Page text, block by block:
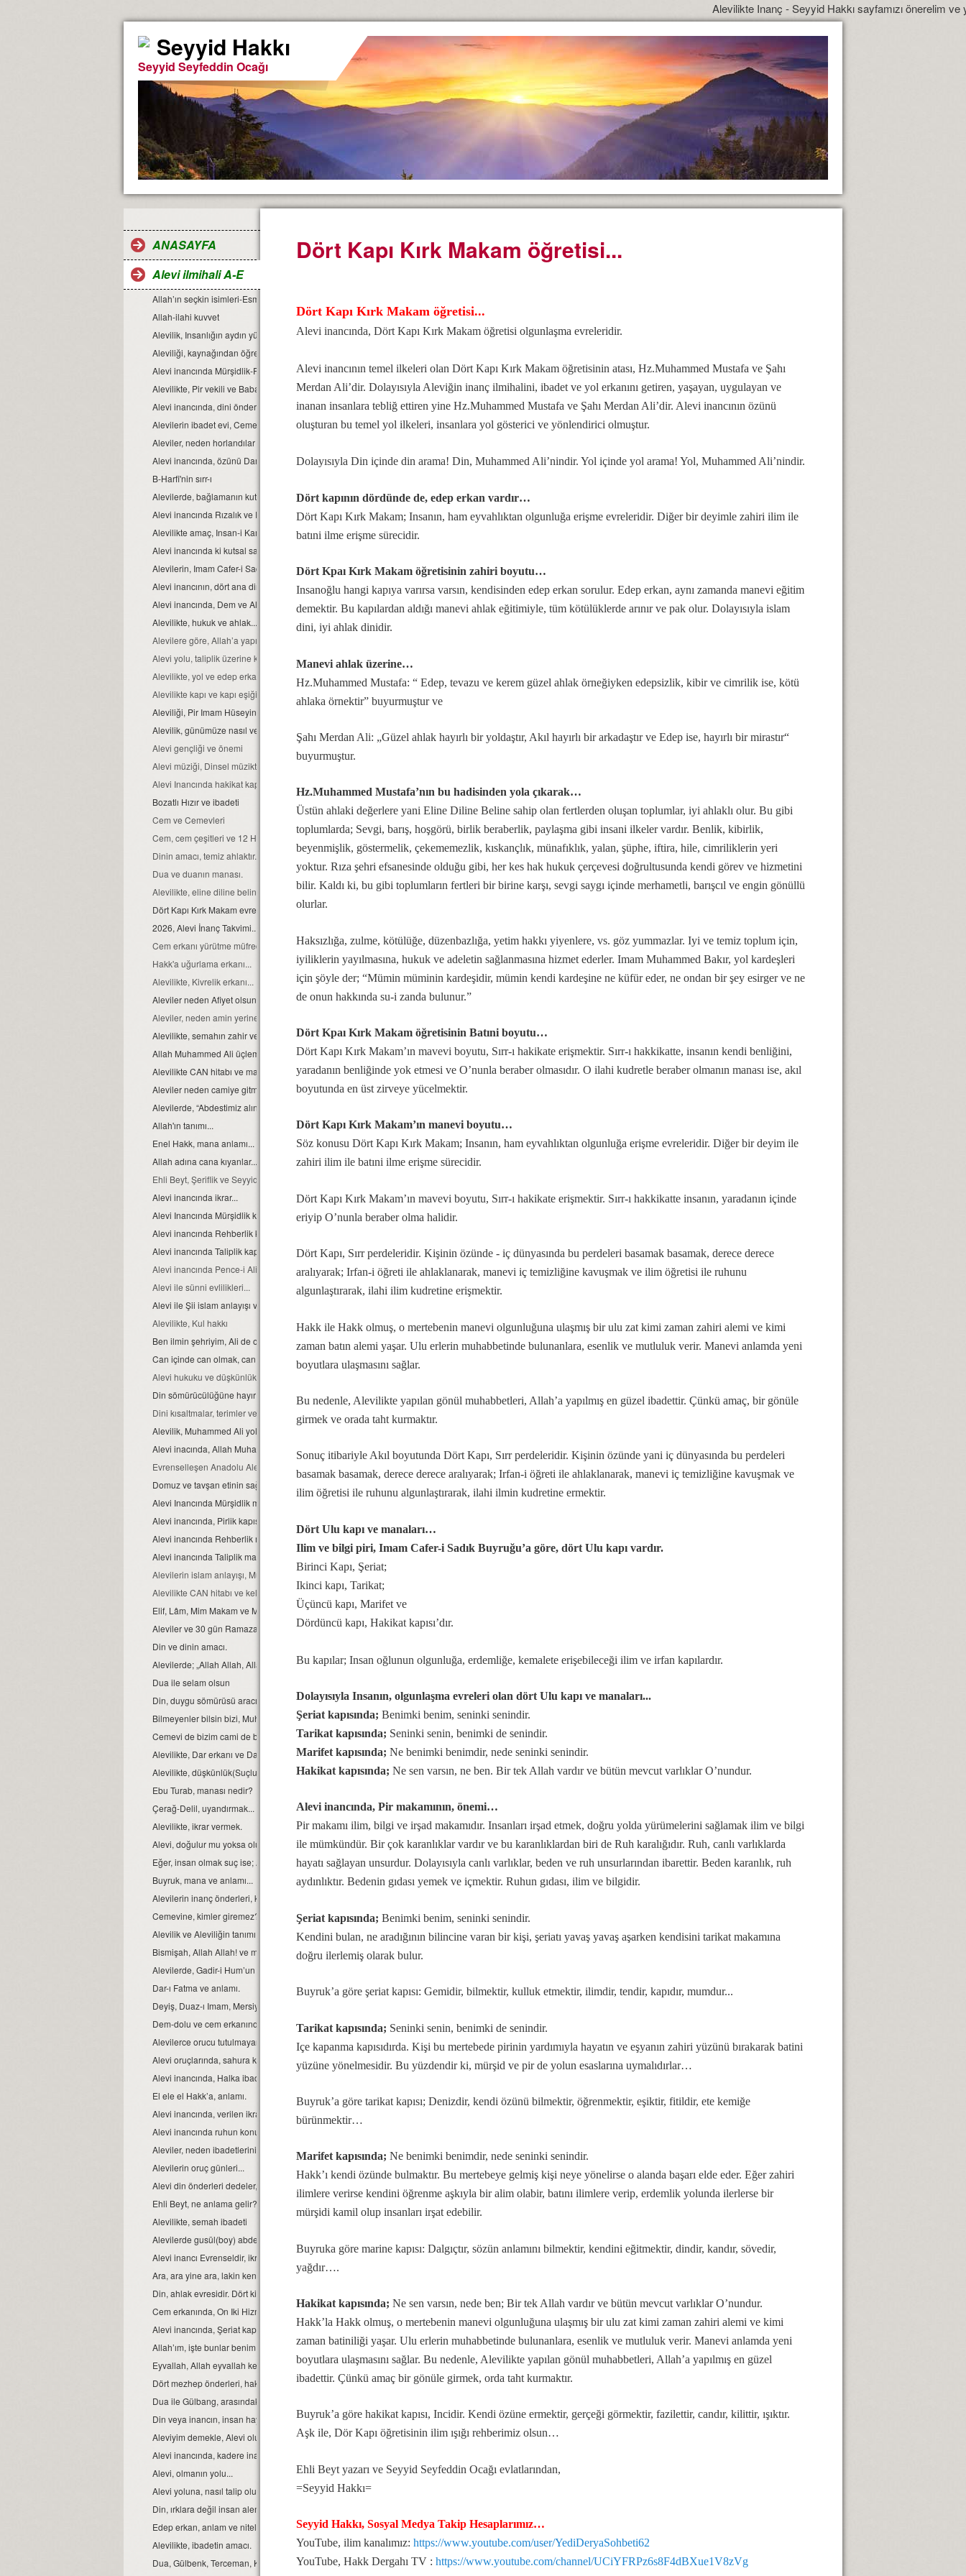
Alevilikte Inanç - Seyyid Hakkı sayfamızı önerelim ve
Seyyid Hakkı
Seyyid Seyfeddin Ocağı
ANASAYFA
Alevi ilmihali A-E
Allah’ın seçkin isimleri-Esma-ül Hüsna
Allah-ilahi kuvvet
Alevilik, Insanlığın aydın yüzüdür
Aleviliği, kaynağından öğrenelim.
Alevi inancında Mürşidlik-Pirlik ikrarı
Alevilikte, Pir vekili ve Babağanlık konumu…
Alevi inancında, dini önder Seyyidlerdir.
Alevilerin ibadet evi, Cemevidir...
Aleviler, neden horlandılar ve horgörüldüler?
Alevi inancında, özünü Dar’a çekmek ve Dar çeşitleri...
B-Harfi'nin sırr-ı
Alevilerde, bağlamanın kutsallığı...
Alevi inancında Rızalık ve Razılık kavramları
Alevilikte amaç, Insan-i Kamil olmaktır...
Alevi inancında ki kutsal sayılar ve manaları...
Alevilerin, Imam Cafer-i Sadık mezhebindeniz deyimi üzerine…
Alevi inancının, dört ana direği.
Alevi inancında, Dem ve Alkol...
Alevilikte, hukuk ve ahlak...
Alevilere göre, Allah’a yapılacak en güzel ibadet
Alevi yolu, taliplik üzerine kurulmuştur...
Alevilikte, yol ve edep erkan nedir?
Alevilikte kapı ve kapı eşiğinin kutsallığı
Aleviliği, Pir Imam Hüseyin gibi yaşamak...
Alevilik, günümüze nasıl ve hangi kaynaklarla gelindi?
Alevi gençliği ve önemi
Alevi müziği, Dinsel müziktir...
Alevi Inancında hakikat kapısı
Bozatlı Hızır ve ibadeti
Cem ve Cemevleri
Cem, cem çeşitleri ve 12 Hizmet erkanı
Dinin amacı, temiz ahlaktır...
Dua ve duanın manası.
Alevilikte, eline diline beline sahip ol ilkeleri.
Dört Kapı Kırk Makam evreleri...
2026, Alevi İnanç Takvimi...
Cem erkanı yürütme müfredatı...
Hakk'a uğurlama erkanı...
Alevilikte, Kivrelik erkanı...
Aleviler neden Afiyet olsun yerine Helalihoş olsun der?
Aleviler, neden amin yerine Allah Allah der?
Alevilikte, semahın zahir ve batıni boyutu…
Allah Muhammed Ali üçlemesi...
Alevilikte CAN hitabı ve manası
Aleviler neden camiye gitmezler?
Alevilerde, “Abdestimiz alınmış namazımız kılınmış” deyimi
Allah'ın tanımı...
Enel Hakk, mana anlamı...
Allah adına cana kıyanlar....
Ehli Beyt, Şeriflik ve Seyyidlik, kavramları hakkında...
Alevi inancında ikrar...
Alevi Inancında Mürşidlik kapısı
Alevi inancında Rehberlik kapısı
Alevi inancında Taliplik kapısı
Alevi inancında Pence-i Ali Aba
Alevi ile sünni evlilikleri...
Alevi ile Şii islam anlayışı ve farklar...
Alevilikte, Kul hakkı
Ben ilmin şehriyim, Ali de o şehrin kapısıdır...
Can içinde can olmak, can ve can gözü manaları…
Alevi hukuku ve düşkünlük
Din sömürücülüğüne hayır
Dini kısaltmalar, terimler ve anlamları
Alevilik, Muhammed Ali yoludur
Alevi inacında, Allah Muhammed ve Şahı Merdan Ali.
Evrenselleşen Anadolu Aleviliği
Domuz ve tavşan etinin sağlığa zararları
Alevi Inancında Mürşidlik makamı
Alevi inancında, Pirlik kapısı.
Alevi inancında Rehberlik makamı
Alevi inancında Taliplik makamı
Alevilerin islam anlayışı, Muhammed Ali islamıdır.
Alevilikte CAN hitabı ve kelime manası
Elif, Lâm, Mim Makam ve Manaları
Aleviler ve 30 gün Ramazan orucu.
Din ve dinin amacı.
Alevilerde; „Allah Allah, Allah eyvallah, Aşk ile, Aşk-ı niyazımla, Hu erenler ve Can“ hitap ve manaları.
Dua ile selam olsun
Din, duygu sömürüsü aracı değil ve olmamalıdır.
Bilmeyenler bilsin bizi, Muhammed Ali diyenlerdeniz biz.
Cemevi de bizim cami de bizim demek, büyük bir yanlışlıktır...
Alevilikte, Dar erkanı ve Dar duruşları…
Alevilikte, düşkünlük(Suçluluk hali).
Ebu Turab, manası nedir?
Çerağ-Delil, uyandırmak...
Alevilikte, ikrar vermek.
Alevi, doğulur mu yoksa olunur mu?
Eğer, insan olmak suç ise; Aleviler bu suçu, Kerbela'da kabullendiler
Buyruk, mana ve anlamı...
Alevilerin inanç önderleri, kimlerdir?
Cemevine, kimler giremez?
Alevilik ve Aleviliğin tanımı...
Bismişah, Allah Allah! ve manası.
Alevilerde, Gadir-i Hum’un önemi
Dar-ı Fatma ve anlamı.
Deyiş, Duaz-ı Imam, Mersiye, Ağıt, gibi nefeslerin Alevi inancındaki yeri nedir?
Dem-dolu ve cem erkanında, dağıtılan suyun manası...
Alevilerce orucu tutulmayan Ramazan’ın bayramını kutlamaları, gerçeği yansıtmıyor.
Alevi oruçlarında, sahura kalmak yoktur ve matem ayında dikkat edilmesi gereken hususlar.
Alevi inancında, Halka ibadeti ve semahın konumnu...
El ele el Hakk’a, anlamı.
Alevi inancında, verilen ikrarın manası.
Alevi inancında ruhun konumu, anlam ve önemi…
Aleviler, neden ibadetlerini camide yapmazlar?
Alevilerin oruç günleri...
Alevi din önderleri dedeler, kimin soyundan gelirler?
Ehli Beyt, ne anlama gelir?
Alevilikte, semah ibadeti
Alevilerde gusül(boy) abdesti, haremlik ve selamlık.
Alevi inancı Evrenseldir, ikrar verenler de Evrensel düşünmelidir.
Ara, ara yine ara, lakin kendinde ara...
Din, ahlak evresidir. Dört kitap ise, ahlakın evrelerdir.
Cem erkanında, On Iki Hizmetten biri de semahtır...
Alevi inancında, Şeriat kapısı.
Allah’ım, işte bunlar benim Ehli Beyt’imdir...
Eyvallah, Allah eyvallah kelime anlamları.
Dört mezhep önderleri, hakkında.
Dua ile Gülbang, arasındaki fark.
Din veya inancın, insan hayatındaki yeri ve önemi.
Aleviyim demekle, Alevi olunmaz.
Alevi inancında, kadere inanmak veya kadercilik var mıdır?
Alevi, olmanın yolu...
Alevi yoluna, nasıl talip olunur?
Din, ırklara değil insan alemine inmiştir.
Edep erkan, anlam ve nitelikleri.
Alevilikte, ibadetin amacı.
Dua, Gülbenk, Terceman, Kelime-i Tevhid ve Salavat manaları...
Dört Kapı Kırk Makam öğretisi...
Dört Kapı Kırk Makam öğretisi...
Alevi inancında, Dört Kapı Kırk Makam öğretisi olgunlaşma evreleridir.
Alevi inancının temel ilkeleri olan Dört Kapı Kırk Makam öğretisinin atası, Hz.Muhammed Mustafa ve Şahı
Merdan Ali’dir. Dolayısıyla Aleviğin inanç ilmihalini, ibadet ve yol erkanını getiren, yaşayan, uygulayan ve
inanan insanlara tebliğ ettiren yine Hz.Muhammed Mustafa ve Şahı Merdan Ali’dir. Alevi inancının özünü
oluşturan bu temel yol ilkeleri, insanlara yol gösterici ve yönlendirici olmuştur.
Dolayısıyla Din içinde din arama! Din, Muhammed Ali’nindir. Yol içinde yol arama! Yol, Muhammed Ali’nindir.
Dört kapının dördünde de, edep erkan vardır…
Dört Kapı Kırk Makam; Insanın, ham eyvahlıktan olgunluğa erişme evreleridir. Diğer bir deyimle zahiri ilim ile
batıni ilme erişme sürecidir.
Dört Kpaı Kırk Makam öğretisinin zahiri boyutu…
Insanoğlu hangi kapıya varırsa varsın, kendisinden edep erkan sorulur. Edep erkan, aynı zamanda manevi eğitim
demektir. Bu kapılardan aldığı manevi ahlak eğitimiyle, tüm kötülüklerde arınır ve pak olur. Dolayısıyla islam
dini, iyi ahlak dinidir.
Manevi ahlak üzerine…
Hz.Muhammed Mustafa: “ Edep, tevazu ve kerem güzel ahlak örneğiyken edepsizlik, kibir ve cimrilik ise, kötü
ahlaka örnektir” buyurmuştur ve
Şahı Merdan Ali: „Güzel ahlak hayırlı bir yoldaştır, Akıl hayırlı bir arkadaştır ve Edep ise, hayırlı bir mirastır“
buyurmuştur.
Hz.Muhammed Mustafa’nın bu hadisinden yola çıkarak…
Üstün ahlaki değerlere yani Eline Diline Beline sahip olan fertlerden oluşan toplumlar, iyi ahlaklı olur. Bu gibi
toplumlarda; Sevgi, barış, hoşgörü, birlik beraberlik, paylaşma gibi insani ilkeler vardır. Benlik, kibirlik,
beyenmişlik, göstermelik, çekememezlik, kıskançlık, münafıklık, yalan, şüphe, iftira, hile, cimriliklerin yeri
yoktur. Rıza şehri efsanesinde olduğu gibi, her kes hak hukuk çerçevesi doğrultusunda kendi görev ve hizmetini
bilir. Kaldı ki, bu gibi toplumların fertleri bir birine karşı, sevgi saygı içinde merhametli, barışcıl ve engin gönüllü
olurlar.
Haksızlığa, zulme, kötülüğe, düzenbazlığa, yetim hakkı yiyenlere, vs. göz yummazlar. Iyi ve temiz toplum için,
iyiliklerin yayılmasına, hukuk ve adeletin sağlanmasına hizmet ederler. Imam Muhammed Bakır, yol kardeşleri
için şöyle der; “Mümin müminin kardeşidir, mümin kendi kardeşine ne küfür eder, ne ondan bir şey esirger ve ne
de onun hakkında su-i zanda bulunur.”
Dört Kpaı Kırk Makam öğretisinin Batıni boyutu…
Dört Kapı Kırk Makam’ın mavevi boyutu, Sırr-ı hakikate erişmektir. Sırr-ı hakkikatte, insanın kendi benliğini,
yaradanın benliğinde yok etmesi ve O’nunla beraber olmasıdır. O ilahi kudretle beraber olmanın manası ise, akıl
boyutunda en üst zirveye yücelmektir.
Dört Kapı Kırk Makam’ın manevi boyutu…
Söz konusu Dört Kapı Kırk Makam; Insanın, ham eyvahlıktan olgunluğa erişme evreleridir. Diğer bir deyim ile
zahiri ilim ile batıni ilme erişme sürecidir.
Dört Kapı Kırk Makam’ın mavevi boyutu, Sırr-ı hakikate erişmektir. Sırr-ı hakkikatte insanın, yaradanın içinde
eriyip O’nunla beraber olma halidir.
Dört Kapı, Sırr perdeleridir. Kişinin özünde - iç dünyasında bu perdeleri basamak basamak, derece derece
aralıyarak; Irfan-i öğreti ile ahlaklanarak, manevi iç temizliğine kavuşmak ve ilim öğretisi ile ruhunu
algunlaştırarak, ilahi ilim kudretine erişmektir.
Hakk ile Hakk olmuş, o mertebenin manevi olgunluğuna ulaşmış bir ulu zat kimi zaman zahiri alemi ve kimi
zaman batın alemi yaşar. Ulu erlerin muhabbetinde bulunanlara, esenlik ve mutluluk verir. Manevi anlamda yeni
boyutlara ulaşmasını sağlar.
Bu nedenle, Alevilikte yapılan gönül muhabbetleri, Allah’a yapılmış en güzel ibadettir. Çünkü amaç, bir gönüle
girmek ve orada taht kurmaktır.
Sonuç itibariyle Akıl boyutunda Dört Kapı, Sırr perdeleridir. Kişinin özünde yani iç dünyasında bu perdeleri
basamak basamak, derece derece aralıyarak; Irfan-i öğreti ile ahlaklanarak, manevi iç temizliğine kavuşmak ve
ilim öğretisi ile ruhunu algunlaştırarak, ilahi ilmin kudretine ermektir.
Dört Ulu kapı ve manaları…
Ilim ve bilgi piri, Imam Cafer-i Sadık Buyruğu’a göre, dört Ulu kapı vardır.
Birinci Kapı, Şeriat;
Ikinci kapı, Tarikat;
Üçüncü kapı, Marifet ve
Dördüncü kapı, Hakikat kapısı’dır.
Bu kapılar; Insan oğlunun olgunluğa, erdemliğe, kemalete erişebileceği ilim ve irfan kapılardır.
Dolayısıyla Insanın, olgunlaşma evreleri olan dört Ulu kapı ve manaları...
Şeriat kapısında; Benimki benim, seninki senindir.
Tarikat kapısında; Seninki senin, benimki de senindir.
Marifet kapısında; Ne benimki benimdir, nede seninki senindir.
Hakikat kapısında; Ne sen varsın, ne ben. Bir tek Allah vardır ve bütün mevcut varlıklar O’nundur.
Alevi inancında, Pir makamının, önemi…
Pir makamı ilim, bilgi ve irşad makamıdır. Insanları irşad etmek, doğru yolda yürümelerini sağlamak ilim ve bilgi
ile mümkündür. Bir çok karanlıklar vardır ve bu karanlıklardan biri de Ruh karalığıdır. Ruh, canlı varlıklarda
hayatı sağlayan unsurdur. Dolayısıyla canlı varlıklar, beden ve ruh unsurlarından ibarettir. Beden karanlık, ruh
aydınlıktır. Bedenin gıdası yemek ve içmektir. Ruhun gıdası, ilim ve bilgidir.
Şeriat kapısında; Benimki benim, seninki senindir.
Kendini bulan, ne aradığının bilincine varan bir kişi, şeriatı yavaş yavaş aşarken kendisini tarikat makamına
doğru ilerlemiş olarak bulur.
Buyruk’a göre şeriat kapısı: Gemidir, bilmektir, kulluk etmektir, ilimdir, tendir, kapıdır, mumdur...
Tarikat kapısında; Seninki senin, benimki de senindir.
Içe kapanma kapısıdırda. Kişi bu mertebede pirinin yardımıyla hayatın ve eşyanın zahiri yüzünü bırakarak batini
yüzüne yönelmesidir. Bu yüzdendir ki, mürşid ve pir de yolun esaslarına uymalıdırlar…
Buyruk’a göre tarikat kapısı; Denizdir, kendi özünü bilmektir, öğrenmektir, eşiktir, fitildir, ete kemiğe
bürünmektir…
Marifet kapısında; Ne benimki benimdir, nede seninki senindir.
Hakk’ı kendi özünde bulmaktır. Bu mertebeye gelmiş kişi neye yönelirse o alanda başarı elde eder. Eğer zahiri
ilimlere verirse kendini öğrenme aşkıyla bir alim olabir, batını ilimlere verip, erdemlik yolunda ilerlerse bir
mürşidi kamil olup insanları irşat edebilir.
Buyruka göre marine kapısı: Dalgıçtır, sözün anlamını bilmektir, kendini eğitmektir, dindir, kandır, sövedir,
yağdır….
Hakikat kapısında; Ne sen varsın, nede ben; Bir tek Allah vardır ve bütün mevcut varlıklar O’nundur.
Hakk’la Hakk olmuş, o mertebenin manevi olgunluğuna ulaşmış bir ulu zat kimi zaman zahiri alemi ve kimi
zaman batiniliği yaşar. Ulu erlerin muhabbetinde bulunanlara, esenlik ve mutluluk verir. Manevi anlamda yeni
boyutlara ulaşmasını sağlar. Bu nedenle, Alevilikte yapılan gönül muhabbetleri, Allah’a yapılmış en güzel
ibadettir. Çünkü amaç bir gönüle girmek, orda taht kurmaktır.
Buyruk’a göre hakikat kapısı, Incidir. Kendi özüne ermektir, gerçeği görmektir, fazilettir, candır, kilittir, ışıktır.
Aşk ile, Dör Kapı öğretisinin ilim ışığı rehberimiz olsun…
Ehli Beyt yazarı ve Seyyid Seyfeddin Ocağı evlatlarından,
=Seyyid Hakkı=
Seyyid Hakkı, Sosyal Medya Takip Hesaplarımız…
YouTube, ilim kanalımız: https://www.youtube.com/user/YediDeryaSohbeti62
YouTube, Hakk Dergahı TV : https://www.youtube.com/channel/UCiYFRPz6s8F4dBXue1V8zVg